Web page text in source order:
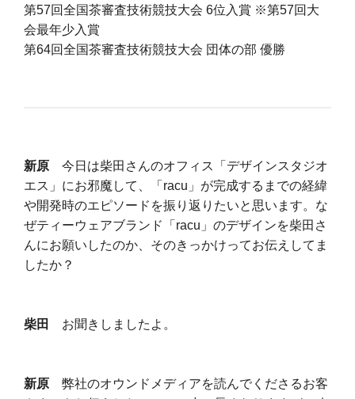
第57回全国茶審査技術競技大会 6位入賞 ※第57回大
会最年少入賞
第64回全国茶審査技術競技大会 団体の部 優勝
新原 今日は柴田さんのオフィス「デザインスタジオ
エス」にお邪魔して、「racu」が完成するまでの経緯
や開発時のエピソードを振り返りたいと思います。な
ぜティーウェアブランド「racu」のデザインを柴田さ
んにお願いしたのか、そのきっかけってお伝えしてま
したか？
柴田 お聞きしましたよ。
新原 弊社のオウンドメディアを読んでくださるお客